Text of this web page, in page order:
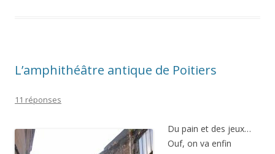
L’amphithéâtre antique de Poitiers
11 réponses
Du pain et des jeux…
Ouf, on va enfin